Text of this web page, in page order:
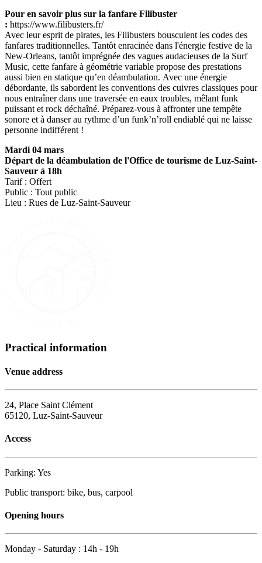
Pour en savoir plus sur la fanfare Filibuster
: https://www.filibusters.fr/
Avec leur esprit de pirates, les Filibusters bousculent les codes des
fanfares traditionnelles. Tantôt enracinée dans l'énergie festive de la
New-Orleans, tantôt imprégnée des vagues audacieuses de la Surf
Music, cette fanfare à géométrie variable propose des prestations
aussi bien en statique qu’en déambulation. Avec une énergie
débordante, ils sabordent les conventions des cuivres classiques pour
nous entraîner dans une traversée en eaux troubles, mêlant funk
puissant et rock déchaîné. Préparez-vous à affronter une tempête
sonore et à danser au rythme d’un funk’n’roll endiablé qui ne laisse
personne indifférent !
Mardi 04 mars
Départ de la déambulation de l'Office de tourisme de Luz-Saint-
Sauveur à 18h
Tarif : Offert
Public : Tout public
Lieu : Rues de Luz-Saint-Sauveur
Practical information
Venue address
24, Place Saint Clément
65120, Luz-Saint-Sauveur
Access
Parking: Yes
Public transport: bike, bus, carpool
Opening hours
Monday - Saturday : 14h - 19h